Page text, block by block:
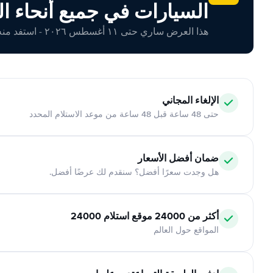
السيارات في جميع أنحاء
هذا العرض ساري حتى ١١ أغسطس ٢٠٢٦ - استفد منه اليوم!
الإلغاء المجاني
حتى 48 ساعة قبل 48 ساعة من موعد الاستلام المحدد
ضمان أفضل الأسعار
هل وجدت سعرًا أفضل؟ سنقدم لك عرضًا أفضل.
أكثر من 24000 موقع استلام 24000
المواقع حول العالم